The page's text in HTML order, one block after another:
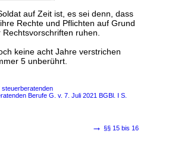
auf Zeit ist, es sei denn, dass
Rechte und Pflichten auf Grund
ruhen.
keine acht Jahre verstrichen
5 unberührt.
Berufe G. v. 7. Juli 2021 BGBl. I S.
→ §§ 15 bis 16